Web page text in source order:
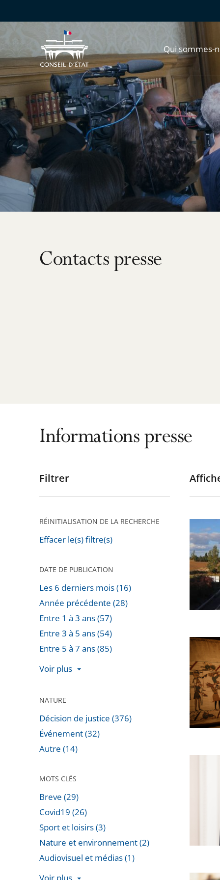
Qui sommes-
Contacts presse
Informations presse
Passer
pour
après
Filtrer
RÉINITIALISATION DE LA RECHERCHE
Effacer le(s) filtre(s)
DATE DE PUBLICATION
Les 6 derniers mois (16)
Année précédente (28)
Entre 1 à 3 ans (57)
Entre 3 à 5 ans (54)
Entre 5 à 7 ans (85)
Voir plus
NATURE
Décision de justice (376)
Événement (32)
Autre (14)
MOTS CLÉS
Breve (29)
Covid19 (26)
Sport et loisirs (3)
Nature et environnement (2)
Audiovisuel et médias (1)
«
A69
:
Conseil
l’arrêt
de
la
CAA
de
Prêt
de
la
de
Bayeux
:
de
décision
du
Conseil